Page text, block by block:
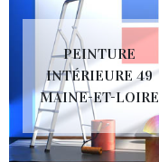
PEINTURE
INTÉRIEURE 49
MAINE-ET-LOIRE